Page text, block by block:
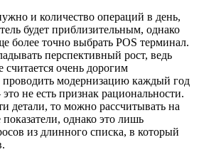
и количество операций в день,
будет приблизительным, однако
более точно выбрать POS терминал.
перспективный рост, ведь
считается очень дорогим
проводить модернизацию каждый год
не есть признак рациональности.
детали, то можно рассчитывать на
однако это лишь
из длинного списка, в который